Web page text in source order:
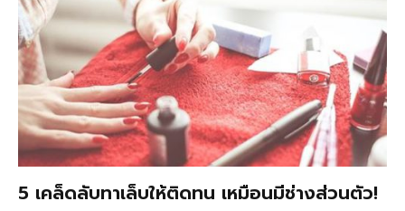
5 เคล็ดลับทาเล็บให้ติดทน เหมือนมีช่างส่วนตัว!